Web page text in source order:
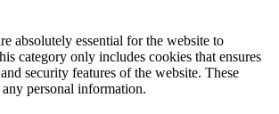
absolutely essential for the website to
category only includes cookies that ensures
security features of the website. These
personal information.